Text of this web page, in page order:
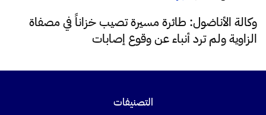
وكالة الأناضول: طائرة مسيرة تصيب خزاناً في مصفاة
الزاوية ولم ترد أنباء عن وقوع إصابات
التصنيفات